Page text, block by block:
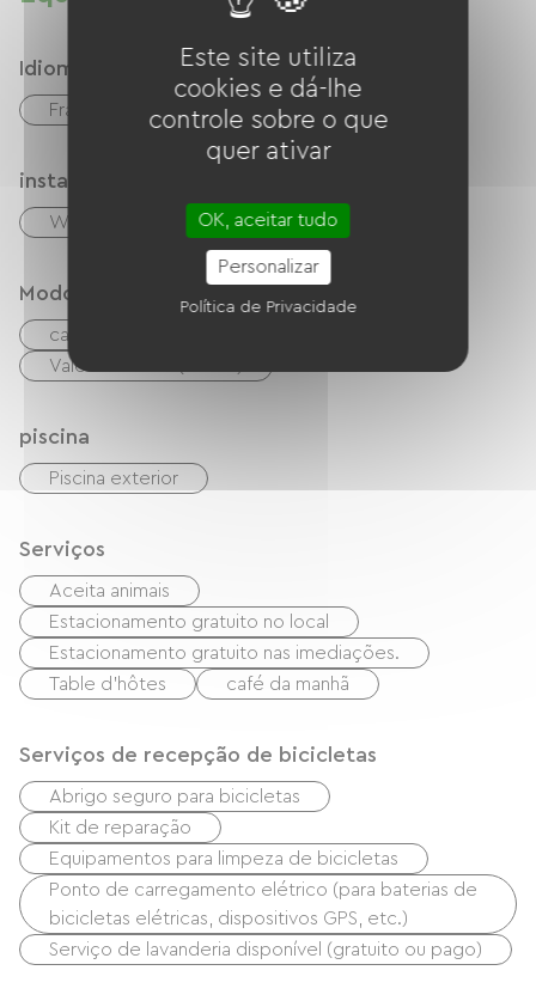
Idiomas
Francês inglês
instalações
Wi-Fi grátis
Modos de paiement
cartão do banco
Vales de férias (ANCV)
piscina
Piscina exterior
Serviços
Aceita animais
Estacionamento gratuito no local
Estacionamento gratuito nas imediações.
Table d'hôtes
café da manhã
Serviços de recepção de bicicletas
Abrigo seguro para bicicletas
Kit de reparação
Equipamentos para limpeza de bicicletas
Ponto de carregamento elétrico (para baterias de
bicicletas elétricas, dispositivos GPS, etc.)
Serviço de lavanderia disponível (gratuito ou pago)
Este site utiliza
cookies e dá-lhe
controle sobre o que
quer ativar
OK, aceitar tudo
Personalizar
Política de Privacidade